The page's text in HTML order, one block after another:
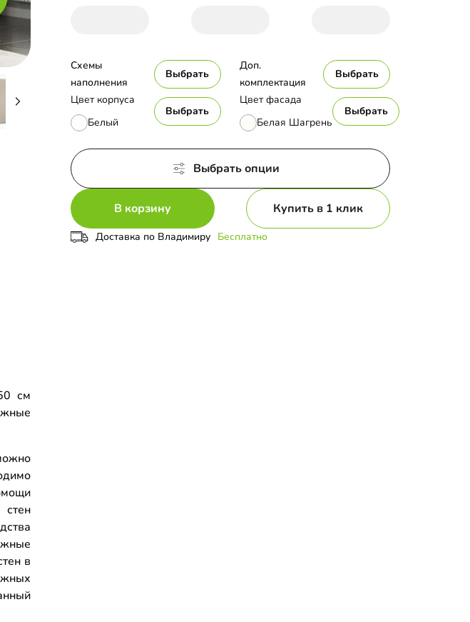
Цвет корпуса
Белый
Выбрать
Цвет фасада
Белая Шагрень
Выбрать
Схемы
наполнения
Выбрать
Доп.
комплектация
Выбрать
Выбрать опции
В корзину Купить в 1 клик
Доставка по Владимиру Бесплатно
см
в